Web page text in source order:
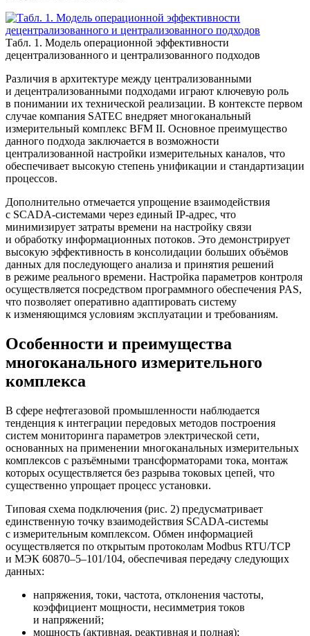
Табл. 1. Модель операционной эффективности
децентрализованного и централизованного подходов
Различия в архитектуре между централизованными
и децентрализованными подходами играют ключевую роль
в понимании их технической реализации. В контексте первом
случае компания SATEC внедряет многоканальный
измерительный комплекс BFM II. Основное преимущество
данного подхода заключается в возможности
централизованной настройки измерительных каналов, что
обеспечивает высокую степень унификации и стандартизации
процессов.
Дополнительно отмечается упрощение взаимодействия
с SCADA-системами через единый IP-адрес, что
минимизирует затраты времени на настройку связи
и обработку информационных потоков. Это демонстрирует
высокую эффективность в консолидации больших объёмов
данных для последующего анализа и принятия решений
в режиме реального времени. Настройка параметров контроля
осуществляется посредством программного обеспечения PAS,
что позволяет оперативно адаптировать систему
к изменяющимся условиям эксплуатации и требованиям.
Особенности и преимущества
многоканального измерительного
комплекса
В сфере нефтегазовой промышленности наблюдается
тенденция к интеграции передовых методов построения
систем мониторинга параметров электрической сети,
основанных на применении многоканальных измерительных
комплексов с разъёмными трансформаторами тока, монтаж
которых осуществляется без разрыва токовых цепей, что
существенно упрощает процесс установки.
Типовая схема подключения (рис. 2) предусматривает
единственную точку взаимодействия SCADA-системы
с измерительным комплексом. Обмен информацией
осуществляется по открытым протоколам Modbus RTU/TCP
и МЭК 60870–5–101/104, обеспечивая передачу следующих
данных:
напряжения, токи, частота, отклонения частоты,
коэффициент мощности, несимметрия токов
и напряжений;
мощность (активная, реактивная и полная);